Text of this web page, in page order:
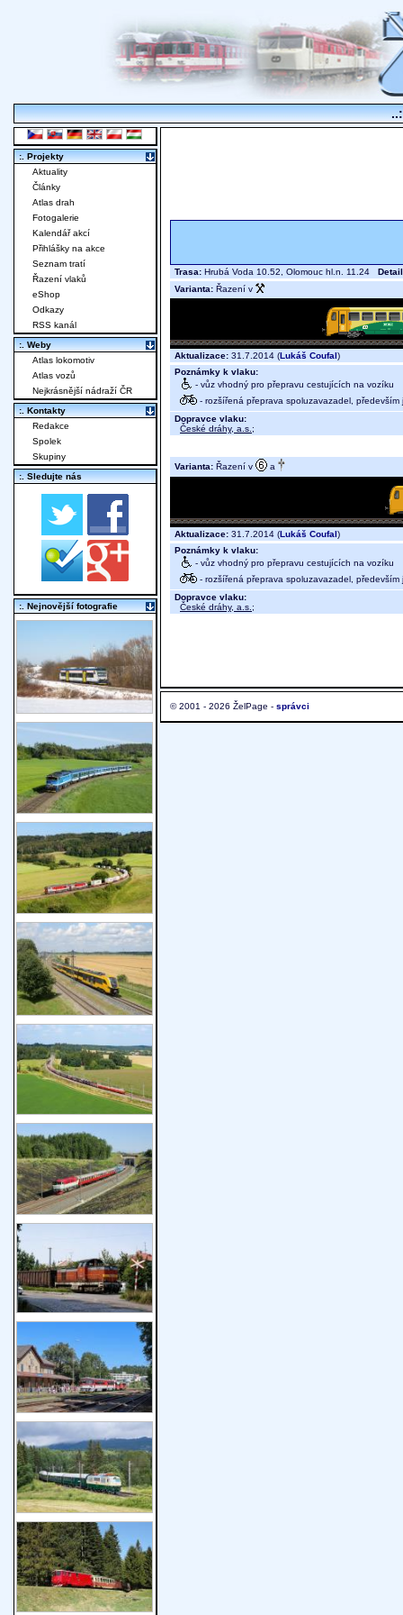
Trasa: Hrubá Voda 10.52, Olomouc hl.n. 11.24
Varianta: Řazení v
Aktualizace: 31.7.2014 (Lukáš Coufal)
Poznámky k vlaku:
- vůz vhodný pro přepravu cestujících na vozíku
- rozšířená přeprava spoluzavazadel, především
Dopravce vlaku:
České dráhy, a.s. ;
Varianta: Řazení v a
Aktualizace: 31.7.2014 (Lukáš Coufal)
Poznámky k vlaku:
- vůz vhodný pro přepravu cestujících na vozíku
- rozšířená přeprava spoluzavazadel, především
Dopravce vlaku:
České dráhy, a.s. ;
© 2001 - 2026 ŽelPage - správci
:. Projekty
Aktuality
Články
Atlas drah
Fotogalerie
Kalendář akcí
Přihlášky na akce
Seznam tratí
Řazení vlaků
eShop
Odkazy
RSS kanál
:. Weby
Atlas lokomotiv
Atlas vozů
Nejkrásnější nádraží ČR
:. Kontakty
Redakce
Spolek
Skupiny
:. Sledujte nás
:. Nejnovější fotografie